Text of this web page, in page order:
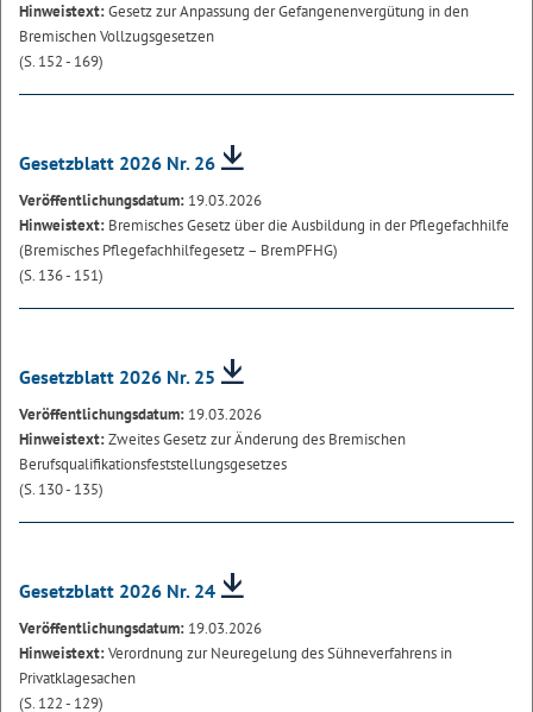
Hinweistext:Gesetz zur Anpassung der Gefangenenvergütung in den
Bremischen Vollzugsgesetzen
(S. 152 - 169)
Gesetzblatt 2026 Nr. 26
Veröffentlichungsdatum: 19.03.2026
Hinweistext: Bremisches Gesetz über die Ausbildung in der Pflegefachhilfe
(Bremisches Pflegefachhilfegesetz – BremPFHG)
(S. 136 - 151)
Gesetzblatt 2026 Nr. 25
Veröffentlichungsdatum: 19.03.2026
Hinweistext:Zweites Gesetz zur Änderung des Bremischen
Berufsqualifikationsfeststellungsgesetzes
(S. 130 - 135)
Gesetzblatt 2026 Nr. 24
Veröffentlichungsdatum: 19.03.2026
Hinweistext:Verordnung zur Neuregelung des Sühneverfahrens in
Privatklagesachen
(S. 122 - 129)